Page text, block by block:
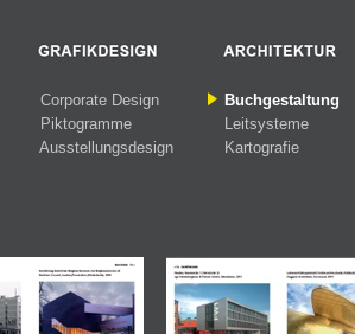
Corporate Design Buchgestaltung
Piktogramme
Leitsysteme
Ausstellungsdesign
Kartografie